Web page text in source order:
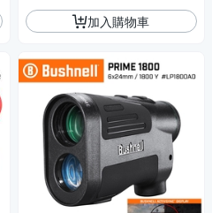
加入購物車